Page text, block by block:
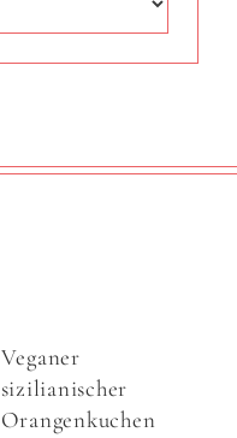
Veganer
sizilianischer
Orangenkuchen